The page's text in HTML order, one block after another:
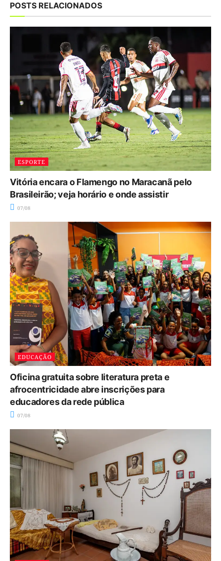
POSTS RELACIONADOS
ESPORTE
Vitória encara o Flamengo no Maracanã pelo
Brasileirão; veja horário e onde assistir
07/08
EDUCAÇÃO
Oficina gratuita sobre literatura preta e
afrocentricidade abre inscrições para
educadores da rede pública
07/08